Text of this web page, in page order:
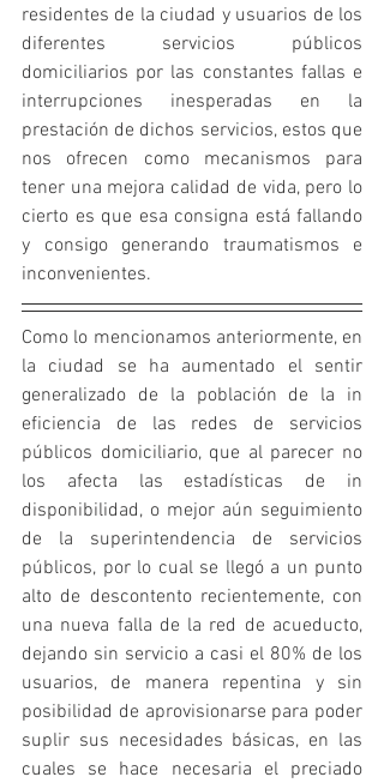
residentes de la ciudad y usuarios de los
diferentes servicios públicos
domiciliarios por las constantes fallas e
interrupciones inesperadas en la
prestación de dichos servicios, estos que
nos ofrecen como mecanismos para
tener una mejora calidad de vida, pero lo
cierto es que esa consigna está fallando
y consigo generando traumatismos e
inconvenientes.
Como lo mencionamos anteriormente, en
la ciudad se ha aumentado el sentir
generalizado de la población de la in
eficiencia de las redes de servicios
públicos domiciliario, que al parecer no
los afecta las estadísticas de in
disponibilidad, o mejor aún seguimiento
de la superintendencia de servicios
públicos, por lo cual se llegó a un punto
alto de descontento recientemente, con
una nueva falla de la red de acueducto,
dejando sin servicio a casi el 80% de los
usuarios, de manera repentina y sin
posibilidad de aprovisionarse para poder
suplir sus necesidades básicas, en las
cuales se hace necesaria el preciado